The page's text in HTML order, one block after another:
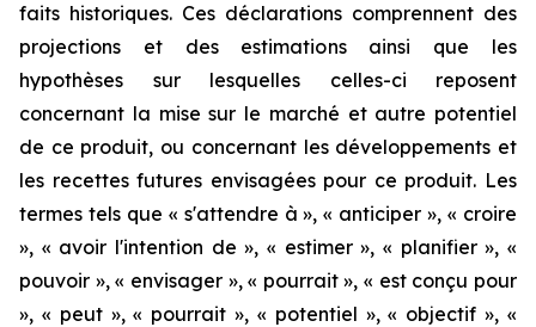
faits historiques. Ces déclarations comprennent des
projections et des estimations ainsi que les
hypothèses sur lesquelles celles-ci reposent
concernant la mise sur le marché et autre potentiel
de ce produit, ou concernant les développements et
les recettes futures envisagées pour ce produit. Les
termes tels que « s'attendre à », « anticiper », « croire
», « avoir l'intention de », « estimer », « planifier », «
pouvoir », « envisager », « pourrait », « est conçu pour
», « peut », « pourrait », « potentiel », « objectif », «